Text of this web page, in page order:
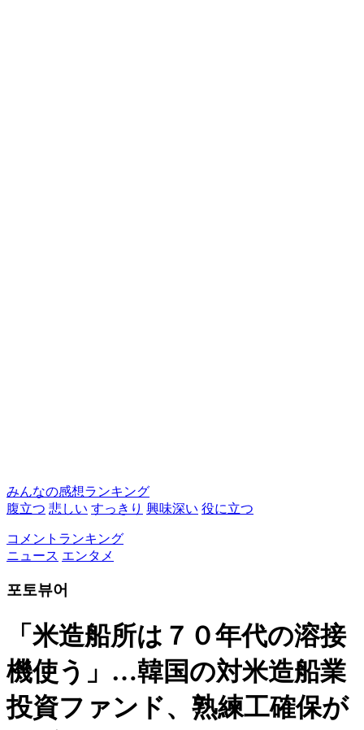
みんなの感想ランキング
腹立つ 悲しい すっきり 興味深い 役に立つ
コメントランキング
ニュース エンタメ
포토뷰어
「米造船所は７０年代の溶接
機使う」…韓国の対米造船業
投資ファンド、熟練工確保が